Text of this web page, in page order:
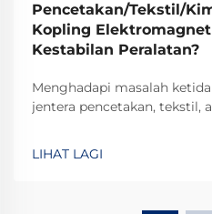
Pencetakan/Tekstil/
Kopling
Kestabilan Peralatan?
Menghadapi masalah
jentera pencetakan, tekstil,
memastikan keselamatan
LIHAT LAGI